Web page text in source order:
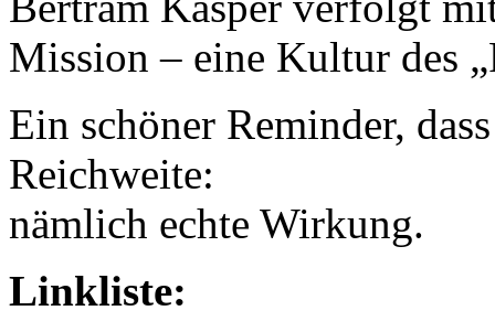
Mission – eine Kultur des
Ein schöner Reminder,
Reichweite:
nämlich echte Wirkung.
Linkliste: